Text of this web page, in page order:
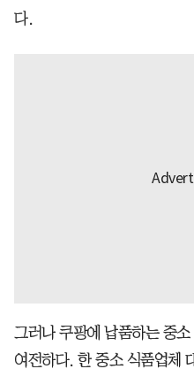
다.
그러나 쿠팡에 납품하는 중
여전하다. 한 중소 식품업체